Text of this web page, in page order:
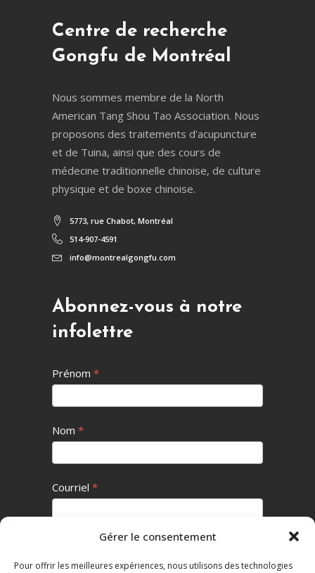
Gérer le consentement
Pour offrir les meilleures expériences, nous utilisons des technologies
Centre de recherche
Gongfu de Montréal
Nous sommes membre de la North
American Tang Shou Tao Association. Nous
proposons des traitements d'acupuncture
et de Tuina, ainsi que des cours de
médecine traditionnelle chinoise, de culture
physique et de boxe chinoise.
5773, rue Chabot, Montréal
514-907-4591
info@montrealgongfu.com
Abonnez-vous à notre
infolettre
Infolettre
Prénom *
Nom *
Courriel *